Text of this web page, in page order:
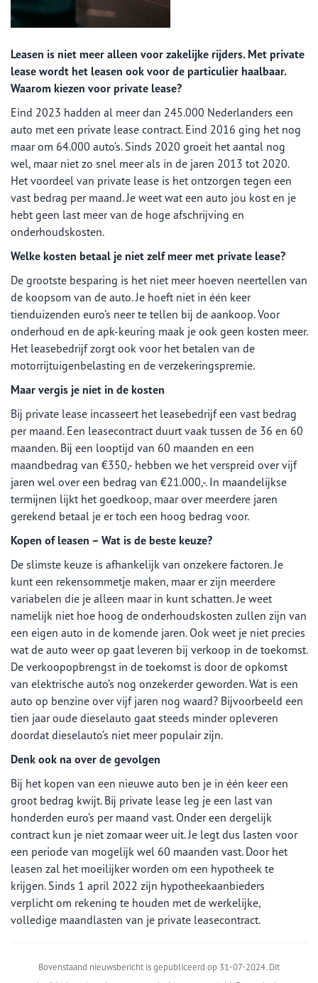
Leasen is niet meer alleen voor zakelijke rijders. Met private
lease wordt het leasen ook voor de particulier haalbaar.
Waarom kiezen voor private lease?
Eind 2023 hadden al meer dan 245.000 Nederlanders een
auto met een private lease contract. Eind 2016 ging het nog
maar om 64.000 auto’s. Sinds 2020 groeit het aantal nog
wel, maar niet zo snel meer als in de jaren 2013 tot 2020.
Het voordeel van private lease is het ontzorgen tegen een
vast bedrag per maand. Je weet wat een auto jou kost en je
hebt geen last meer van de hoge afschrijving en
onderhoudskosten.
Welke kosten betaal je niet zelf meer met private lease?
De grootste besparing is het niet meer hoeven neertellen van
de koopsom van de auto. Je hoeft niet in één keer
tienduizenden euro’s neer te tellen bij de aankoop. Voor
onderhoud en de apk-keuring maak je ook geen kosten meer.
Het leasebedrijf zorgt ook voor het betalen van de
motorrijtuigenbelasting en de verzekeringspremie.
Maar vergis je niet in de kosten
Bij private lease incasseert het leasebedrijf een vast bedrag
per maand. Een leasecontract duurt vaak tussen de 36 en 60
maanden. Bij een looptijd van 60 maanden en een
maandbedrag van €350,- hebben we het verspreid over vijf
jaren wel over een bedrag van €21.000,-. In maandelijkse
termijnen lijkt het goedkoop, maar over meerdere jaren
gerekend betaal je er toch een hoog bedrag voor.
Kopen of leasen – Wat is de beste keuze?
De slimste keuze is afhankelijk van onzekere factoren. Je
kunt een rekensommetje maken, maar er zijn meerdere
variabelen die je alleen maar in kunt schatten. Je weet
namelijk niet hoe hoog de onderhoudskosten zullen zijn van
een eigen auto in de komende jaren. Ook weet je niet precies
wat de auto weer op gaat leveren bij verkoop in de toekomst.
De verkoopopbrengst in de toekomst is door de opkomst
van elektrische auto’s nog onzekerder geworden. Wat is een
auto op benzine over vijf jaren nog waard? Bijvoorbeeld een
tien jaar oude dieselauto gaat steeds minder opleveren
doordat dieselauto’s niet meer populair zijn.
Denk ook na over de gevolgen
Bij het kopen van een nieuwe auto ben je in één keer een
groot bedrag kwijt. Bij private lease leg je een last van
honderden euro’s per maand vast. Onder een dergelijk
contract kun je niet zomaar weer uit. Je legt dus lasten voor
een periode van mogelijk wel 60 maanden vast. Door het
leasen zal het moeilijker worden om een hypotheek te
krijgen. Sinds 1 april 2022 zijn hypotheekaanbieders
verplicht om rekening te houden met de werkelijke,
volledige maandlasten van je private leasecontract.
Bovenstaand nieuwsbericht is gepubliceerd op 31-07-2024. Dit